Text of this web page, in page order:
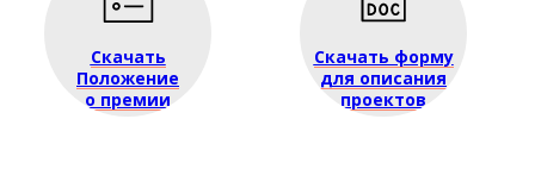
Скачать
Положение
о премии
Скачать форму
для описания
проектов